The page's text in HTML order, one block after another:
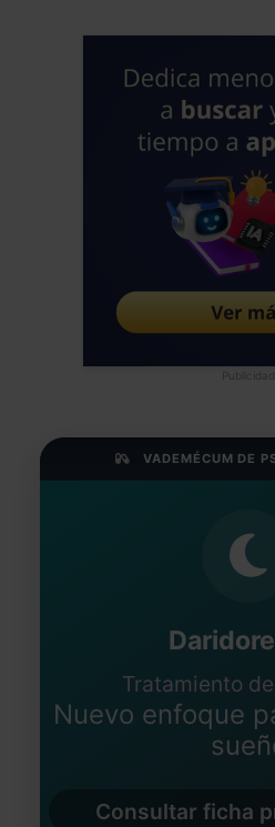
inocentes van a sufrir
precoces, muy
social, pero en
genéticas compartidas
padre y madre.
en la cronicidad humana
genético y epigenético.
del neandertal
Jose Luis Frias Pulido
Médico - España
Fecha: 04/12/2025
Publicidad
VADEMÉCUM DE
Tratamiento
Nuevo enfoque
Consultar ficha